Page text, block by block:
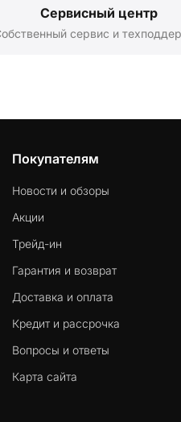
Сервисный центр
сервис и
Покупателям
Новости и обзоры
Акции
Трейд-ин
Гарантия и возврат
Доставка и оплата
Кредит и рассрочка
Вопросы и ответы
Карта сайта